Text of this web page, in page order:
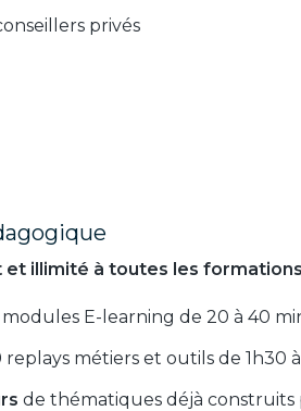
privés
illimité à toutes les
modules E-learning de 20 à 40
replays métiers et outils de 1h30
de thématiques déjà